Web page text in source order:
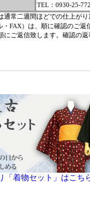
TEL：0930-25-
常二週間ほどでの仕上がり
FAX）は、順に確認のご返
にご返信致します。確認の
「着物セット」はこち